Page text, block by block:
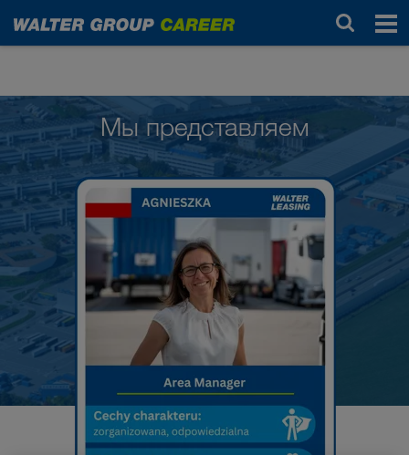
Люди в WALTER GROUP
Мы представляем